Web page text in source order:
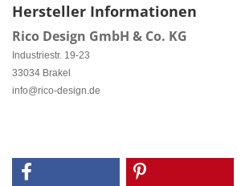
Hersteller Informationen
Rico Design GmbH & Co. KG
Industriestr. 19-23
33034 Brakel
info@rico-design.de